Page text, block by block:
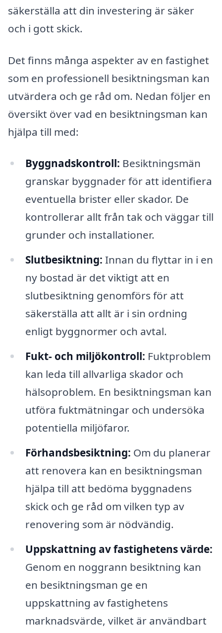
säkerställa att din investering är säker
och i gott skick.
Det finns många aspekter av en fastighet
som en professionell besiktningsman kan
utvärdera och ge råd om. Nedan följer en
översikt över vad en besiktningsman kan
hjälpa till med:
Byggnadskontroll: Besiktningsmän
granskar byggnader för att identifiera
eventuella brister eller skador. De
kontrollerar allt från tak och väggar till
grunder och installationer.
Slutbesiktning: Innan du flyttar in i en
ny bostad är det viktigt att en
slutbesiktning genomförs för att
säkerställa att allt är i sin ordning
enligt byggnormer och avtal.
Fukt- och miljökontroll: Fuktproblem
kan leda till allvarliga skador och
hälsoproblem. En besiktningsman kan
utföra fuktmätningar och undersöka
potentiella miljöfaror.
Förhandsbesiktning: Om du planerar
att renovera kan en besiktningsman
hjälpa till att bedöma byggnadens
skick och ge råd om vilken typ av
renovering som är nödvändig.
Uppskattning av fastighetens värde:
Genom en noggrann besiktning kan
en besiktningsman ge en
uppskattning av fastighetens
marknadsvärde, vilket är användbart